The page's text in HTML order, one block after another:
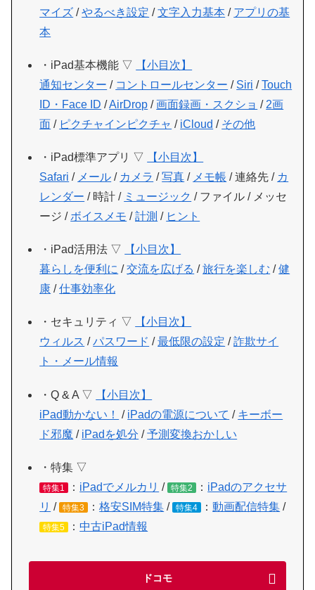
マイズ /やるべき設定 /文字入力基本 / アプリの基
本
・iPad基本機能 ▽
【小目次】
通知センター / コントロールセンター / Siri /Touch
ID・Face ID /AirDrop /画面録画・スクショ / 2画
面 / ピクチャインピクチャ / iCloud / その他
・iPad標準アプリ ▽
【小目次】
Safari / メール / カメラ /写真 / メモ帳 / 連絡先 / カ
レンダー / 時計 / ミュージック / ファイル / メッセ
ージ / ボイスメモ /計測 / ヒント
・iPad活用法 ▽
【小目次】
暮らしを便利に /交流を広げる /旅行を楽しむ /健
康 /仕事効率化
・セキュリティ ▽
【小目次】
ウィルス /パスワード /最低限の設定 /詐欺サイ
ト・メール情報
・Q & A ▽
【小目次】
iPad動かない！
/ iPadの電源について / キーボー
ド邪魔 / iPadを処分 /予測変換おかしい
・特集 ▽
特集1 ： iPadでメルカリ / 特集2 ： iPadのアクセサ
リ / 特集3 ：格安SIM特集 / 特集4 ：動画配信特集 /
特集5 ：中古iPad情報
ドコモ